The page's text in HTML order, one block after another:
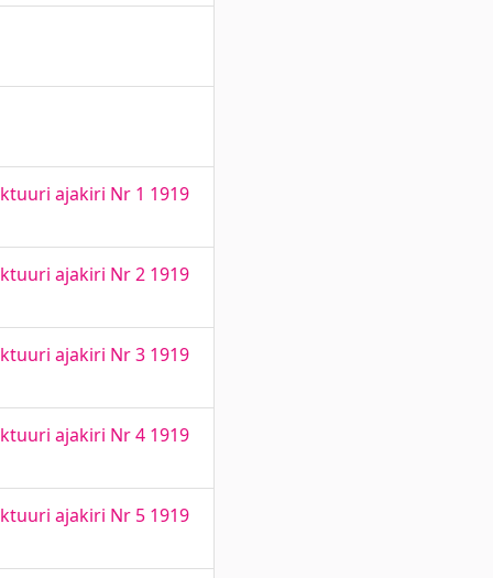
ajakiri Nr 1 1919
ajakiri Nr 2 1919
ajakiri Nr 3 1919
ajakiri Nr 4 1919
ajakiri Nr 5 1919